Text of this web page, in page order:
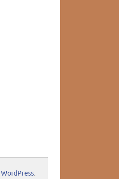
WordPress.